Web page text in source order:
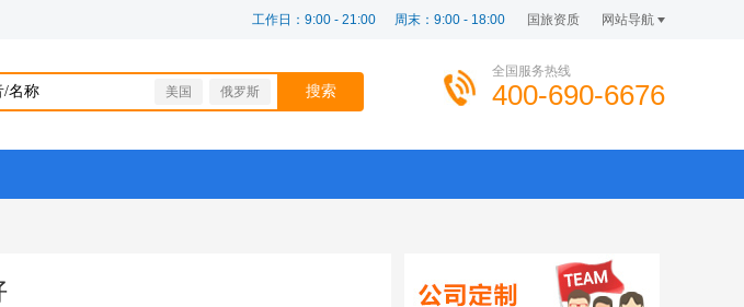
网站导航
国旅资质
工作日：9:00 - 21:00 周末：9:00 - 18:00
美国 俄罗斯
全国服务热线
400-690-6676